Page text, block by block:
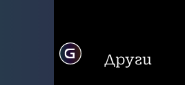
Други